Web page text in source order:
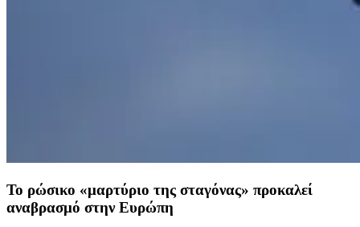
Το ρώσικο «μαρτύριο της σταγόνας» προκαλεί
αναβρασμό στην Ευρώπη